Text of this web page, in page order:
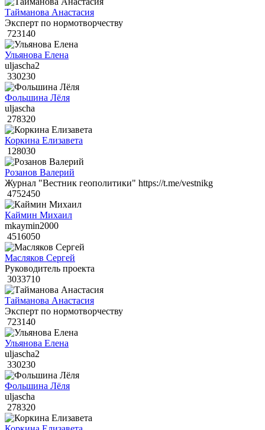
Тайманова Анастасия
Эксперт по нормотворчеству
723140
Ульянова Елена
uljascha2
330230
Фольшина Лёля
uljascha
278320
Коркина Елизавета
128030
Розанов Валерий
Журнал "Вестник геополитики" https://t.me/vestnikg
4752450
Каймин Михаил
mkaymin2000
4516050
Масляков Сергей
Руководитель проекта
3033710
Тайманова Анастасия
Эксперт по нормотворчеству
723140
Ульянова Елена
uljascha2
330230
Фольшина Лёля
uljascha
278320